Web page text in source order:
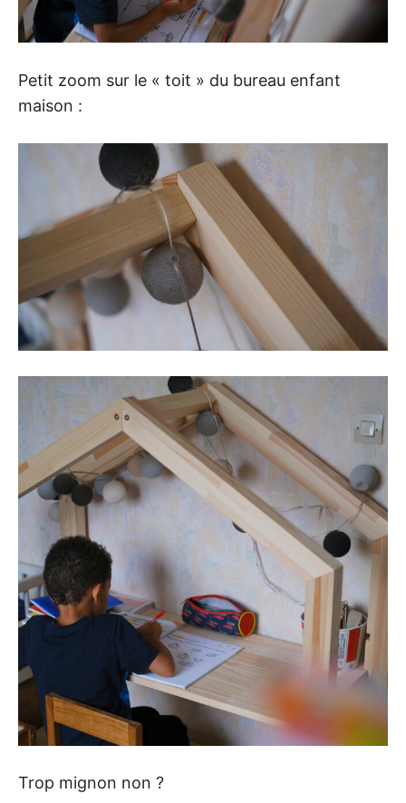
Petit zoom sur le « toit » du bureau enfant
maison :
Trop mignon non ?